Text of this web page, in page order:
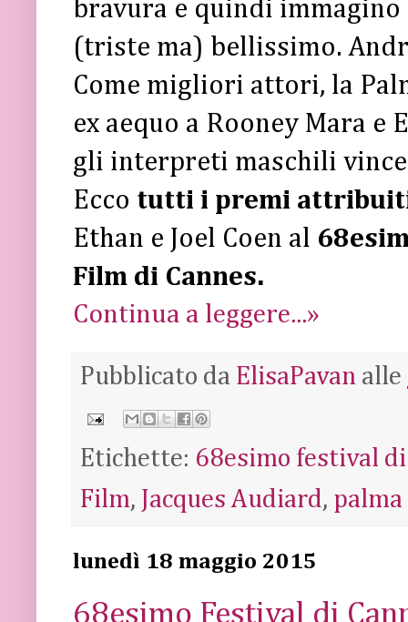
bravura e quindi
(triste ma) bellissimo.
Come migliori attori, la
ex aequo a Rooney Mara
gli interpreti maschili
Ecco tutti i premi
Ethan e Joel Coen al
Film di Cannes.
Continua a leggere...»
Pubblicato da ElisaPavan alle
Etichette: 68esimo festival di
Film, Jacques Audiard,
lunedì 18 maggio 2015
68esimo Festival di